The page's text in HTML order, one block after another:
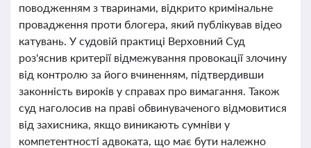
поводженням з тваринами, відкрито кримінальне
провадження проти блогера, який публікував відео
катувань. У судовій практиці Верховний Суд
роз'яснив критерії відмежування провокації злочину
від контролю за його вчиненням, підтвердивши
законність вироків у справах про вимагання. Також
суд наголосив на праві обвинуваченого відмовитися
від захисника, якщо виникають сумніви у
компетентності адвоката, що має бути належно